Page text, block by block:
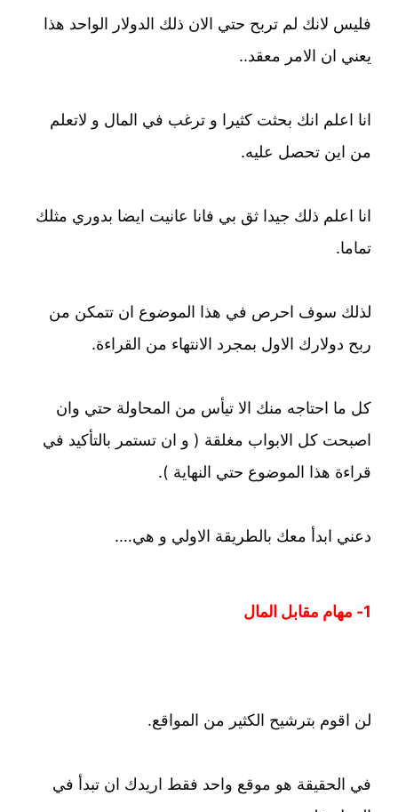
فليس لانك لم تربح حتي الان ذلك الدولار الواحد هذا
يعني ان الامر معقد..
انا اعلم انك بحثت كثيرا و ترغب في المال و لاتعلم
من اين تحصل عليه.
انا اعلم ذلك جيدا ثق بي فانا عانيت ايضا بدوري مثلك
تماما.
لذلك سوف احرص في هذا الموضوع ان تتمكن من
ربح دولارك الاول بمجرد الانتهاء من القراءة.
كل ما احتاجه منك الا تيأس من المحاولة حتي وان
اصبحت كل الابواب مغلقة ( و ان تستمر بالتأكيد في
قراءة هذا الموضوع حتي النهاية ).
دعني ابدأ معك بالطريقة الاولي و هي….
لن اقوم بترشيح الكثير من المواقع.
في الحقيقة هو موقع واحد فقط اريدك ان تبدأ في